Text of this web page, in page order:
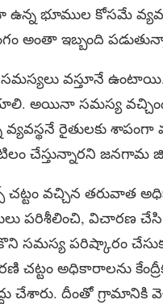
ఉన్న భూముల కోసమే
అంతా ఇబ్బంది
వస్తూనే
అయినా సమస్య
వ్యవస్థనే రైతులకు
చేస్తున్నారని జనగామ
చట్టం వచ్చిన తరువాత
పరిశీలించి, విచారణ
సమస్య పరిష్కారం
చట్టం అధికారాలను
చేశారు. దీంతో